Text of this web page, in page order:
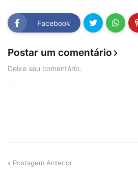
Facebook
Postar um comentário
Deixe seu comentário.
Postagem Anterior